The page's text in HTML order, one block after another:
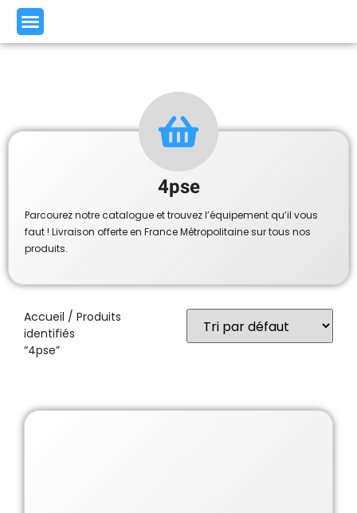
4pse
Parcourez notre catalogue et trouvez l’équipement qu’il vous
faut ! Livraison offerte en France Métropolitaine sur tous nos
produits.
Accueil / Produits
identifiés
“4pse”